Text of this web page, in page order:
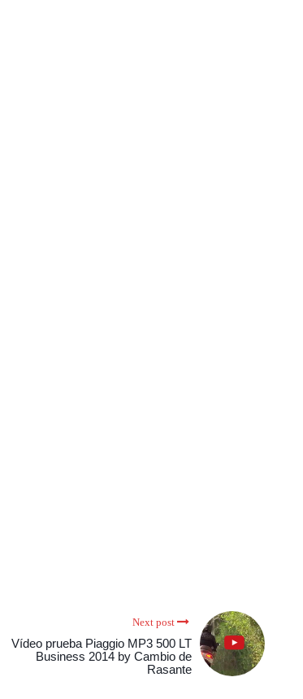
Next post
Vídeo prueba Piaggio MP3 500 LT
Business 2014 by Cambio de
Rasante